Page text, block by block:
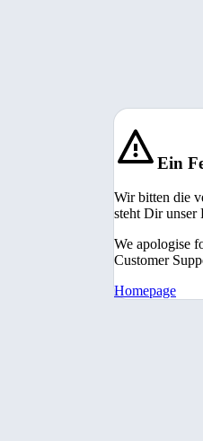
Ein
Wir bitten die
steht Dir unser
We apologise
Customer
Homepage